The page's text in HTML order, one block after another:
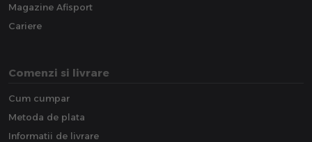
Magazine Afisport
Cariere
Comenzi si livrare
Cum cumpar
Metoda de plata
Informatii de livrare